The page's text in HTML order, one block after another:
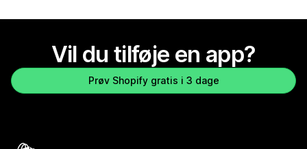
Vil du tilføje en app?
Prøv Shopify gratis i 3 dage